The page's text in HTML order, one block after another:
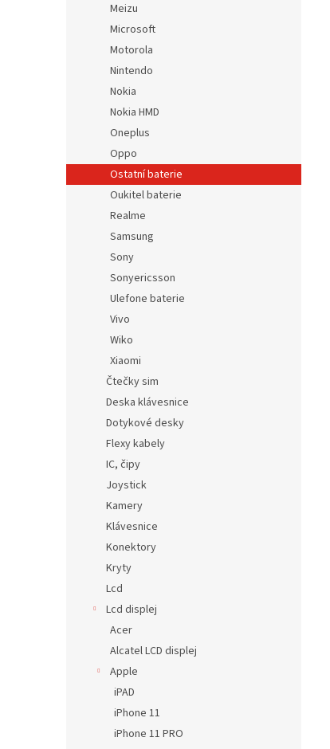
Meizu
Microsoft
Motorola
Nintendo
Nokia
Nokia HMD
Oneplus
Oppo
Ostatní baterie
Oukitel baterie
Realme
Samsung
Sony
Sonyericsson
Ulefone baterie
Vivo
Wiko
Xiaomi
Čtečky sim
Deska klávesnice
Dotykové desky
Flexy kabely
IC, čipy
Joystick
Kamery
Klávesnice
Konektory
Kryty
Lcd
Lcd displej
Acer
Alcatel LCD displej
Apple
iPAD
iPhone 11
iPhone 11 PRO